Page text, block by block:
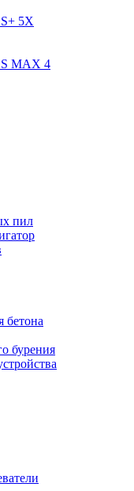
5X
MAX 4
пил
бетона
бурения